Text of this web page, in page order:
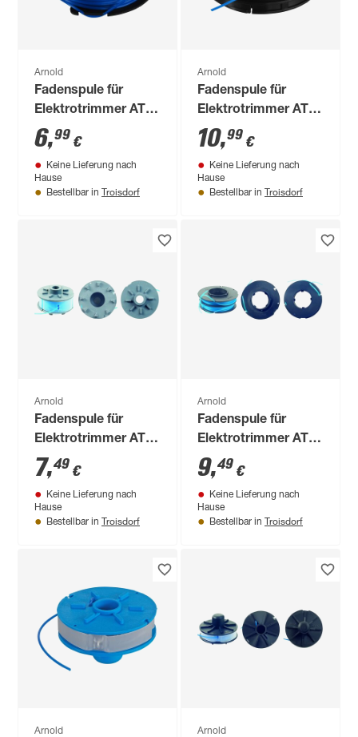
Arnold
Fadenspule für
Elektrotrimmer AT
4.9
6,99 €
Keine Lieferung nach
Hause
Bestellbar in Troisdorf
Arnold
Fadenspule für
Elektrotrimmer AT
5.0
10,99 €
Keine Lieferung nach
Hause
Bestellbar in Troisdorf
Arnold
Fadenspule für
Elektrotrimmer AT
4.6
7,49 €
Keine Lieferung nach
Hause
Bestellbar in Troisdorf
Arnold
Fadenspule für
Elektrotrimmer AT
4.3
9,49 €
Keine Lieferung nach
Hause
Bestellbar in Troisdorf
Arnold Arnold